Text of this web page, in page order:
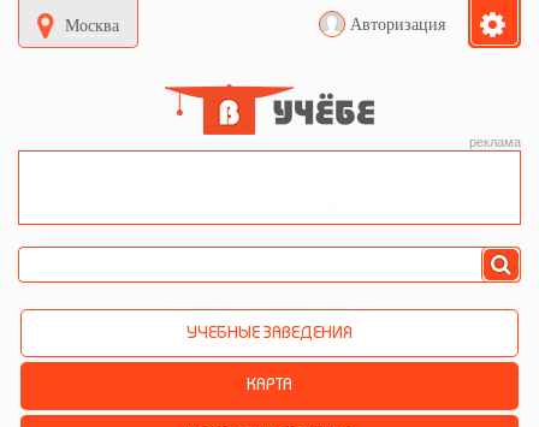
Москва Авторизация
реклама
УЧЕБНЫЕ ЗАВЕДЕНИЯ
КАРТА